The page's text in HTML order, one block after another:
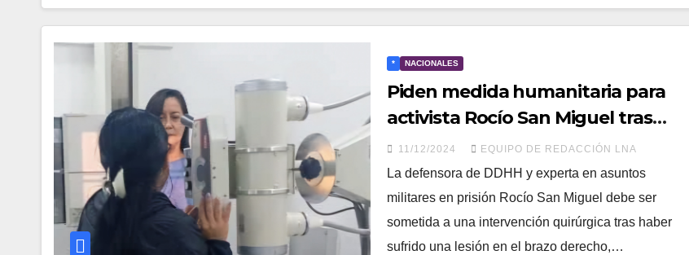
* NACIONALES
Piden medida humanitaria para
activista Rocío San Miguel tras
sufrir fractura de hombro
11/12/2024 EQUIPO DE REDACCIÓN LNA
La defensora de DDHH y experta en asuntos
militares en prisión Rocío San Miguel debe ser
sometida a una intervención quirúrgica tras haber
sufrido una lesión en el brazo derecho,…